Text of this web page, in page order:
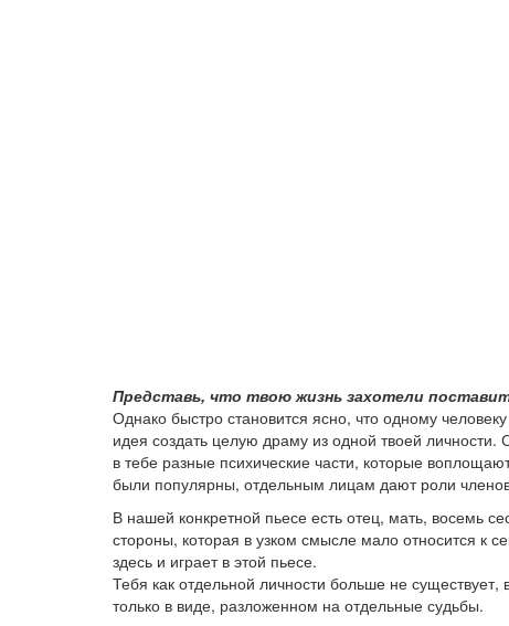
Представь, что твою жизнь захотели
Однако быстро становится ясно, что одному
идея создать целую драму из одной твоей
в тебе разные психические части, которые
были популярны, отдельным лицам дают роли
В нашей конкретной пьесе есть отец, мать, восемь
стороны, которая в узком смысле мало относится к
здесь и играет в этой пьесе.
Тебя как отдельной личности больше не
только в виде, разложенном на отдельные судьбы.